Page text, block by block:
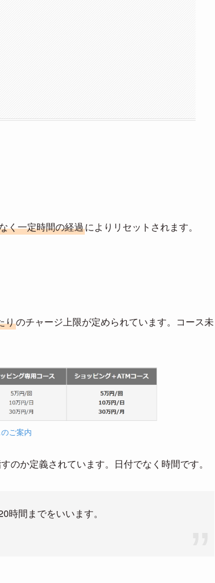
く一定時間の経過によりリセットされます。
りのチャージ上限が定められています。コース未
ご案内
のか定義されています。日付でなく時間です。
間までをいいます。